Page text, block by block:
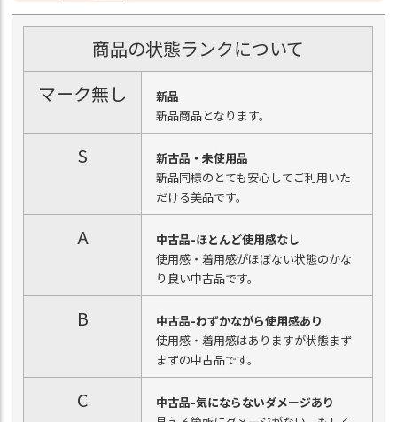
商品の状態ランクについて
マーク無し
新品
新品商品となります。
S
新古品・未使用品
新品同様のとても安心してご利用いた
だける美品です。
A
中古品-ほとんど使用感なし
使用感・着用感がほぼない状態のかな
り良い中古品です。
B
中古品-わずかながら使用感あり
使用感・着用感はありますが状態まず
まずの中古品です。
C
中古品-気にならないダメージあり